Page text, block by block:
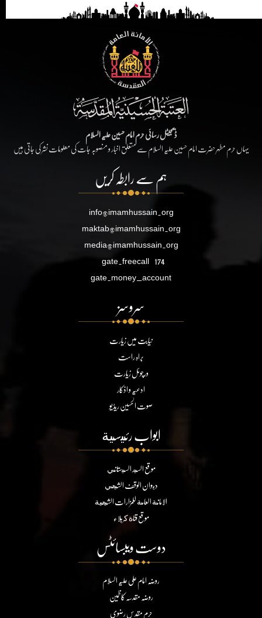
ڈیجیٹل رسائی حرم امام حسین علیہ السلام
یہاں حرم مطہر حضرت امام حسین علیہ السلام سے متعلق اخبار و منصوبہ جات کی معلومات نشر کی جاتی ہیں
ہم سے رابطہ کریں
info@imamhussain.org
maktab@imamhussain.org
media@imamhussain.org
gate.freecall 174
gate.money_account
سروسز
نیابت میں زیارت
براہ راست
ورچوئل زیارت
ادعیہ و اذکار
صوت الحسین ریڈیو
ابواب رئيسية
موقع السيد السيستاني
ديوان الوقف الشيعي
الامانة العامة للمزارات الشيعية
موقع قناة كربلاء
دوست ویبسائٹس
روضہ امام علی علیہ السلام
روضہ مقدسہ کاظمین
حرم مقدس رضوی